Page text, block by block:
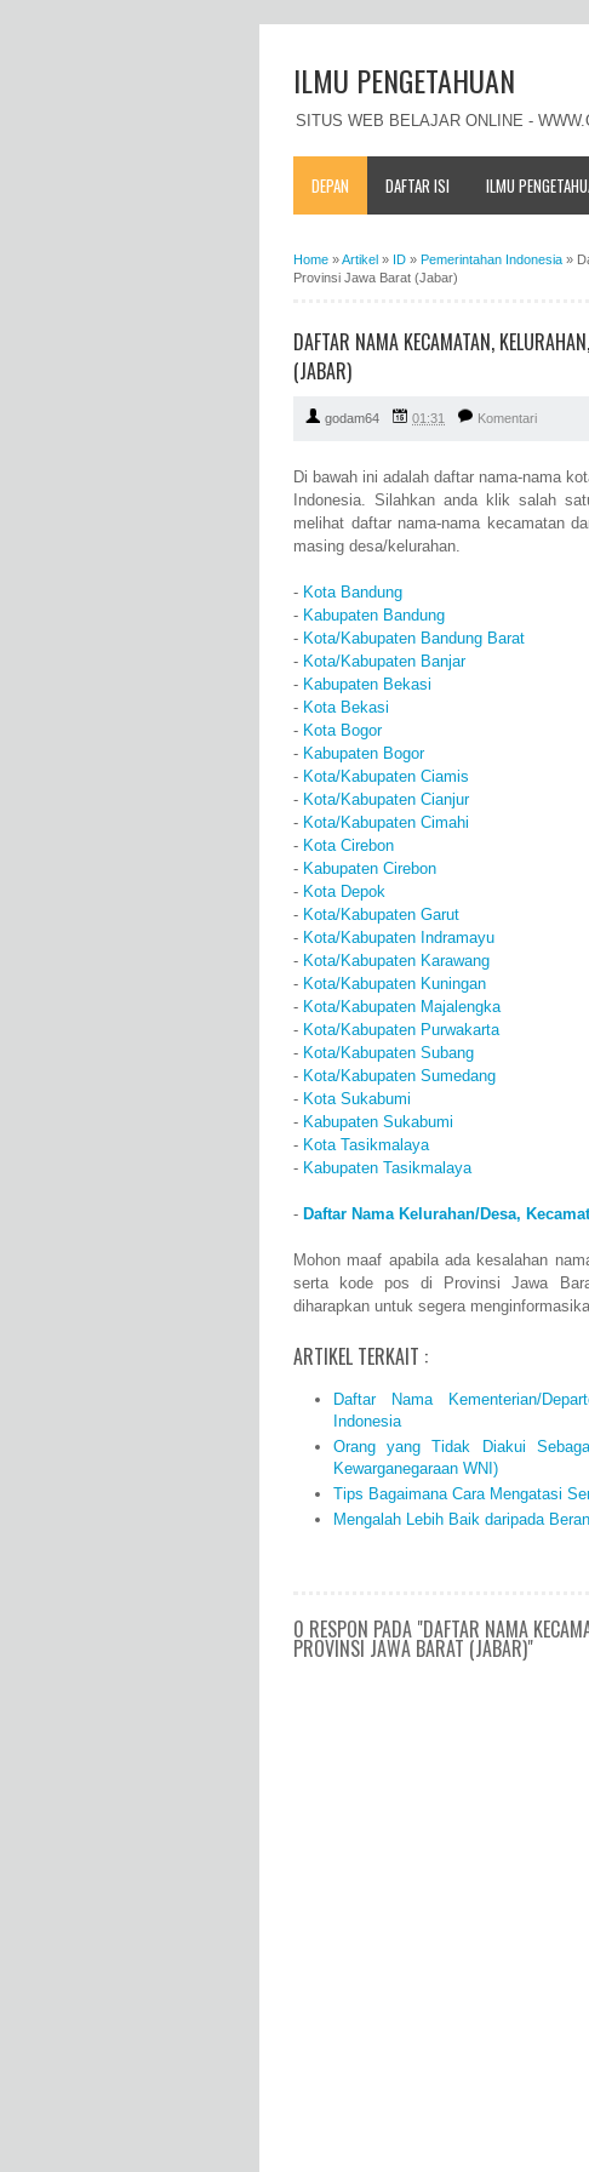
ILMU PENGETAHUAN
SITUS WEB BELAJAR ONLINE -
DEPAN DAFTAR ISI ILMU
Home »Artikel » ID » Pemerintahan Indonesia »
Provinsi Jawa Barat (Jabar)
DAFTAR NAMA KECAMATAN,
(JABAR)
godam64 01:31 Komentari
Di bawah ini adalah daftar nama-nama
Indonesia. Silahkan anda klik salah
melihat daftar nama-nama kecamatan
masing desa/kelurahan.
- Kota Bandung
- Kabupaten Bandung
- Kota/Kabupaten Bandung Barat
- Kota/Kabupaten Banjar
- Kabupaten Bekasi
- Kota Bekasi
- Kota Bogor
- Kabupaten Bogor
- Kota/Kabupaten Ciamis
- Kota/Kabupaten Cianjur
- Kota/Kabupaten Cimahi
- Kota Cirebon
- Kabupaten Cirebon
- Kota Depok
- Kota/Kabupaten Garut
- Kota/Kabupaten Indramayu
- Kota/Kabupaten Karawang
- Kota/Kabupaten Kuningan
- Kota/Kabupaten Majalengka
- Kota/Kabupaten Purwakarta
- Kota/Kabupaten Subang
- Kota/Kabupaten Sumedang
- Kota Sukabumi
- Kabupaten Sukabumi
- Kota Tasikmalaya
- Kabupaten Tasikmalaya
- Daftar Nama Kelurahan/Desa,
Mohon maaf apabila ada kesalahan
serta kode pos di Provinsi Jawa
diharapkan untuk segera
ARTIKEL TERKAIT :
Daftar Nama Kementerian/
Indonesia
Orang yang Tidak Diakui
Kewarganegaraan WNI)
Tips Bagaimana Cara Mengatasi
Mengalah Lebih Baik daripada
0 RESPON PADA "DAFTAR NAMA
PROVINSI JAWA BARAT (JABAR)"